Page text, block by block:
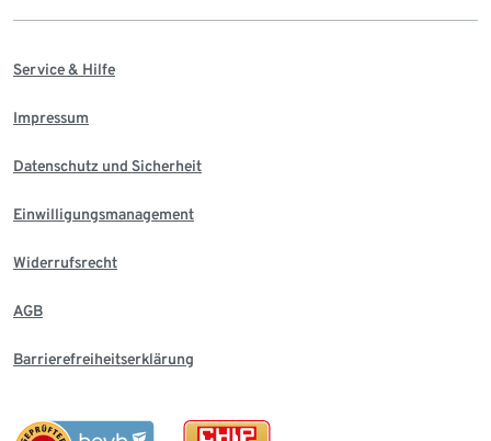
Service & Hilfe
Impressum
Datenschutz und Sicherheit
Einwilligungsmanagement
Widerrufsrecht
AGB
Barrierefreiheitserklärung